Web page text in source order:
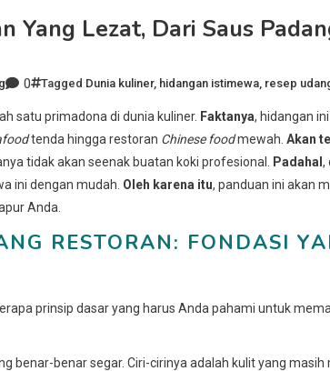
Yang Lezat, Dari Saus
0 Tagged Dunia kuliner, hidangan istimewa, resep
satu primadona di dunia kuliner. Faktanya, hidangan
tenda hingga restoran Chinese foodmewah. Akan
tidak akan seenak buatan koki profesional.
Padahal ,
ini dengan mudah. Oleh karena itu, panduan ini akan
Anda.
RESTORAN: FONDASI
prinsip dasar yang harus Anda pahami untuk
benar-benar segar. Ciri-cirinya adalah kulit yang